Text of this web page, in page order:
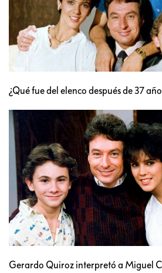
¿Qué fue del elenco después de 37
Gerardo Quiroz interpretó a Miguel